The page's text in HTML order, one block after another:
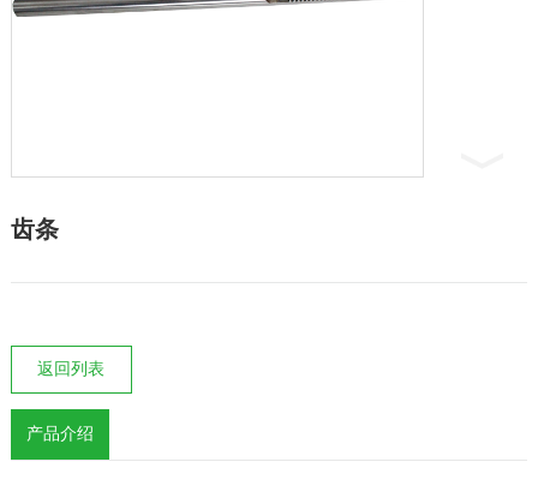
齿条
返回列表
产品介绍